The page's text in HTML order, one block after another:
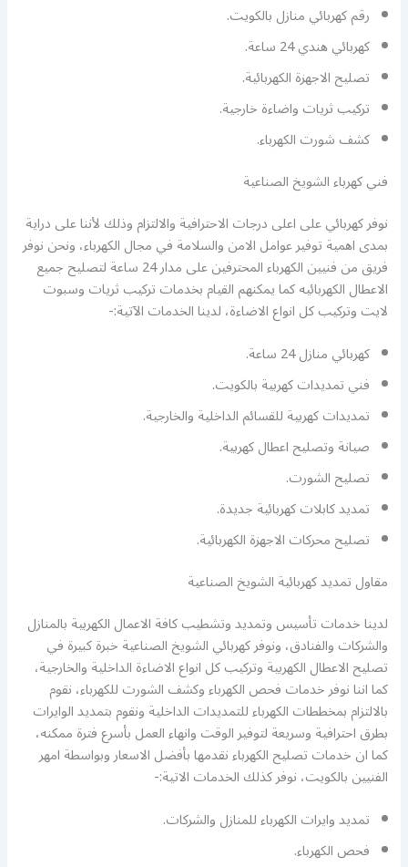
رقم كهربائي منازل بالكويت.
كهربائي هندي 24 ساعة.
تصليح الاجهزة الكهربائية.
تركيب ثريات واضاءة خارجية.
كشف شورت الكهرباء.
فني كهرباء الشويخ الصناعية
نوفر كهربائي على اعلى درجات الاحترافية والالتزام وذلك لأننا على دراية
بمدى اهمية توفير عوامل الامن والسلامة في مجال الكهرباء، ونحن نوفر
فريق من فنيين الكهرباء المحترفين على مدار 24 ساعة لتصليح جميع
الاعطال الكهربائيه كما يمكنهم القيام بخدمات تركيب ثريات وسبوت
لايت وتركيب كل انواع الاضاءة، لدينا الخدمات الآتية:-
كهربائي منازل 24 ساعة.
فني تمديدات كهربية بالكويت.
تمديدات كهربية للقسائم الداخلية والخارجية.
صيانة وتصليح اعطال كهربية.
تصليح الشورت.
تمديد كابلات كهربائية جديدة.
تصليح محركات الاجهزة الكهربائية.
مقاول تمديد كهربائية الشويخ الصناعية
لدينا خدمات تأسيس وتمديد وتشطيب كافة الاعمال الكهربية بالمنازل
والشركات والفنادق، ونوفر كهربائي الشويخ الصناعية خبرة كبيرة في
تصليح الاعطال الكهربية وتركيب كل انواع الاضاءة الداخلية والخارجية،
كما اننا نوفر خدمات فحص الكهرباء وكشف الشورت للكهرباء، نقوم
بالالتزام بمخططات الكهرباء للتمديدات الداخلية ونقوم بتمديد الوايرات
بطرق احترافية وسريعة لتوفير الوقت وانهاء العمل بأسرع فترة ممكنه،
كما ان خدمات تصليح الكهرباء نقدمها بأفضل الاسعار وبواسطة امهر
الفنيين بالكويت، نوفر كذلك الخدمات الاتية:-
تمديد وايرات الكهرباء للمنازل والشركات.
فحص الكهرباء.